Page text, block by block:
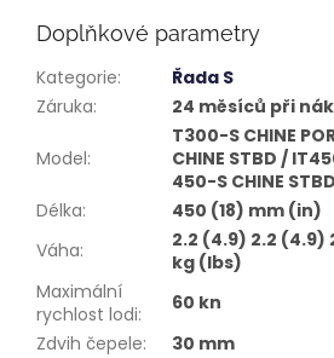
Doplňkové parametry
Kategorie:
Řada S
Záruka: 24 měsíců při
Model:
T300-S CHINE
CHINE STBD /
450-S CHINE STBD
Délka:
450 (18) mm (in)
Váha:
2.2 (4.9) 2.2 (4.9)
kg (lbs)
Maximální
rychlost lodi:
60 kn
Zdvih čepele:
30 mm